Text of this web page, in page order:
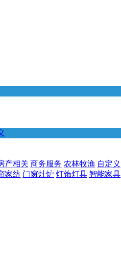
产相关 商务服务 农林牧渔 自定义
家纺 门窗灶炉 灯饰灯具 智能家具